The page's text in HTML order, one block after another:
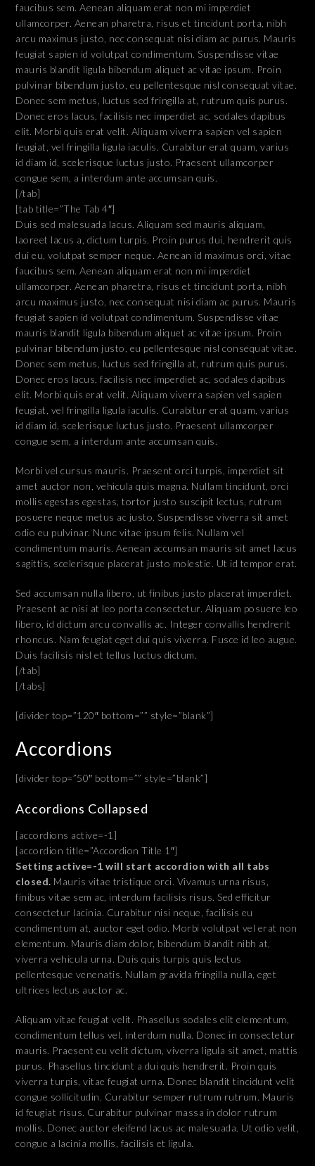
faucibus sem. Aenean aliquam erat non mi imperdiet
ullamcorper. Aenean pharetra, risus et tincidunt porta, nibh
arcu maximus justo, nec consequat nisi diam ac purus. Mauris
feugiat sapien id volutpat condimentum. Suspendisse vitae
mauris blandit ligula bibendum aliquet ac vitae ipsum. Proin
pulvinar bibendum justo, eu pellentesque nisl consequat vitae.
Donec sem metus, luctus sed fringilla at, rutrum quis purus.
Donec eros lacus, facilisis nec imperdiet ac, sodales dapibus
elit. Morbi quis erat velit. Aliquam viverra sapien vel sapien
feugiat, vel fringilla ligula iaculis. Curabitur erat quam, varius
id diam id, scelerisque luctus justo. Praesent ullamcorper
congue sem, a interdum ante accumsan quis.
[/tab]
[tab title=”The Tab 4″]
Duis sed malesuada lacus. Aliquam sed mauris aliquam,
laoreet lacus a, dictum turpis. Proin purus dui, hendrerit quis
dui eu, volutpat semper neque. Aenean id maximus orci, vitae
faucibus sem. Aenean aliquam erat non mi imperdiet
ullamcorper. Aenean pharetra, risus et tincidunt porta, nibh
arcu maximus justo, nec consequat nisi diam ac purus. Mauris
feugiat sapien id volutpat condimentum. Suspendisse vitae
mauris blandit ligula bibendum aliquet ac vitae ipsum. Proin
pulvinar bibendum justo, eu pellentesque nisl consequat vitae.
Donec sem metus, luctus sed fringilla at, rutrum quis purus.
Donec eros lacus, facilisis nec imperdiet ac, sodales dapibus
elit. Morbi quis erat velit. Aliquam viverra sapien vel sapien
feugiat, vel fringilla ligula iaculis. Curabitur erat quam, varius
id diam id, scelerisque luctus justo. Praesent ullamcorper
congue sem, a interdum ante accumsan quis.
Morbi vel cursus mauris. Praesent orci turpis, imperdiet sit
amet auctor non, vehicula quis magna. Nullam tincidunt, orci
mollis egestas egestas, tortor justo suscipit lectus, rutrum
posuere neque metus ac justo. Suspendisse viverra sit amet
odio eu pulvinar. Nunc vitae ipsum felis. Nullam vel
condimentum mauris. Aenean accumsan mauris sit amet lacus
sagittis, scelerisque placerat justo molestie. Ut id tempor erat.
Sed accumsan nulla libero, ut finibus justo placerat imperdiet.
Praesent ac nisi at leo porta consectetur. Aliquam posuere leo
libero, id dictum arcu convallis ac. Integer convallis hendrerit
rhoncus. Nam feugiat eget dui quis viverra. Fusce id leo augue.
Duis facilisis nisl et tellus luctus dictum.
[/tab]
[/tabs]
[divider top=”120″ bottom=”” style=”blank”]
Accordions
[divider top=”50″ bottom=”” style=”blank”]
Accordions Collapsed
[accordions active=-1]
[accordion title=”Accordion Title 1″]
Setting active=-1 will start accordion with all tabs
closed. Mauris vitae tristique orci. Vivamus urna risus,
finibus vitae sem ac, interdum facilisis risus. Sed efficitur
consectetur lacinia. Curabitur nisi neque, facilisis eu
condimentum at, auctor eget odio. Morbi volutpat vel erat non
elementum. Mauris diam dolor, bibendum blandit nibh at,
viverra vehicula urna. Duis quis turpis quis lectus
pellentesque venenatis. Nullam gravida fringilla nulla, eget
ultrices lectus auctor ac.
Aliquam vitae feugiat velit. Phasellus sodales elit elementum,
condimentum tellus vel, interdum nulla. Donec in consectetur
mauris. Praesent eu velit dictum, viverra ligula sit amet, mattis
purus. Phasellus tincidunt a dui quis hendrerit. Proin quis
viverra turpis, vitae feugiat urna. Donec blandit tincidunt velit
congue sollicitudin. Curabitur semper rutrum rutrum. Mauris
id feugiat risus. Curabitur pulvinar massa in dolor rutrum
mollis. Donec auctor eleifend lacus ac malesuada. Ut odio velit,
congue a lacinia mollis, facilisis et ligula.